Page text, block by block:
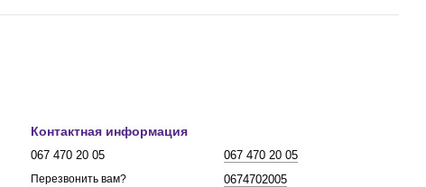
Контактная информация
067 470 20 05
Перезвонить вам?
067 470 20 05
0674702005